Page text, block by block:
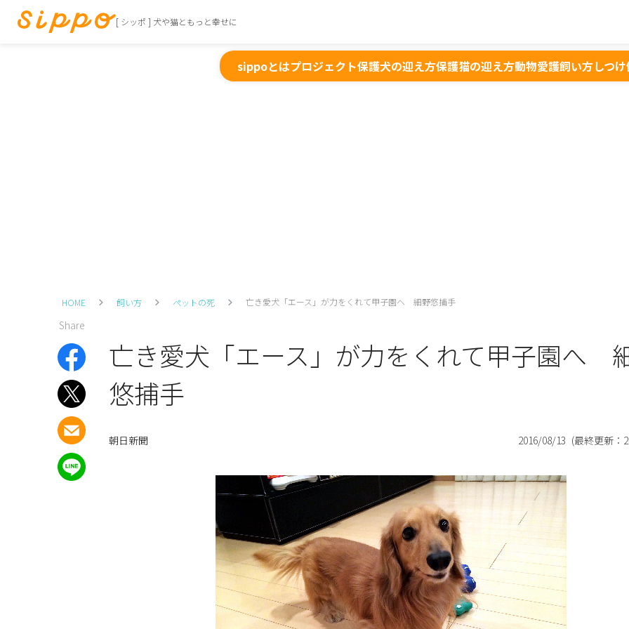
[ シッポ ] 犬や猫ともっと幸せに
sippoとはプロジェクト保護犬の迎え方保護猫の迎え方動物愛護飼い方しつけ
HOME 飼い方 ペットの死 亡き愛犬「エース」が力をくれて甲子園へ 細野悠捕手
Share
亡き愛犬「エース」が力をくれて甲子園へ
悠捕手
朝日新聞 2016/08/13 (最終更新：